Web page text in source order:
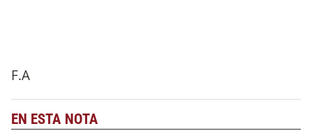
F.A
EN ESTA NOTA